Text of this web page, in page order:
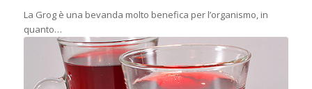
La Grog è una bevanda molto benefica per l’organismo, in
quanto…